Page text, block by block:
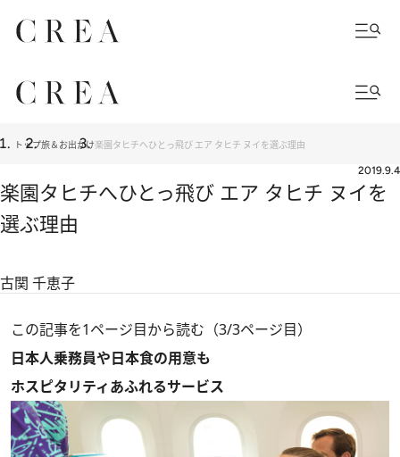
トップ旅＆お出かけ楽園タヒチへひとっ飛び エア タヒチ ヌイを選ぶ理由
2019.9.4
楽園タヒチへひとっ飛び エア タヒチ ヌイを
選ぶ理由
古関 千恵子
この記事を1ページ目から読む（3/3ページ目）
日本人乗務員や日本食の用意も
ホスピタリティあふれるサービス